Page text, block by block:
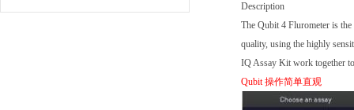
操作步骤
Description
The Qubit 4 Flurometer is
quality, using the highly
IQ Assay Kit work together
Qubit 操作简单直观